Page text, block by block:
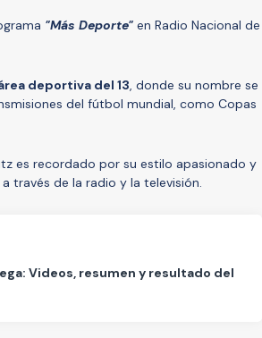
"Más Deporte" en Radio Nacional de
deportiva del 13 , donde su nombre se
del fútbol mundial, como Copas
es recordado por su estilo apasionado y
través de la radio y la televisión.
Videos, resumen y resultado del